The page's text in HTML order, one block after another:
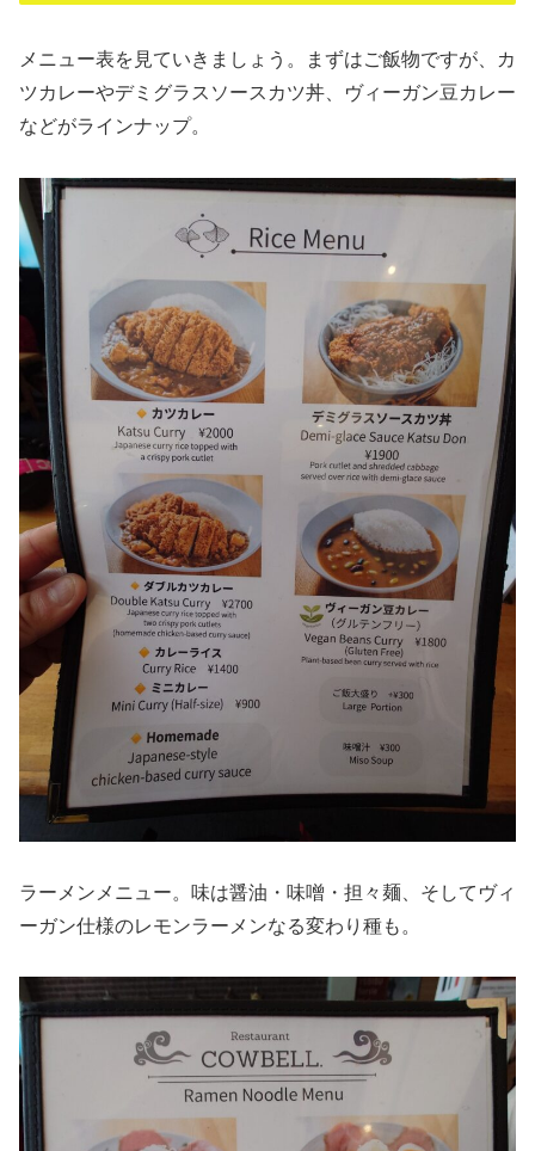
メニュー表を見ていきましょう。まずはご飯物ですが、カ
ツカレーやデミグラスソースカツ丼、ヴィーガン豆カレー
などがラインナップ。
ラーメンメニュー。味は醤油・味噌・担々麺、そしてヴィ
ーガン仕様のレモンラーメンなる変わり種も。